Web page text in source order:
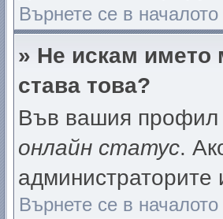
Върнете се в началото
» Не искам името
става това?
Във вашия профил
онлайн статус.
администраторите
Върнете се в началото